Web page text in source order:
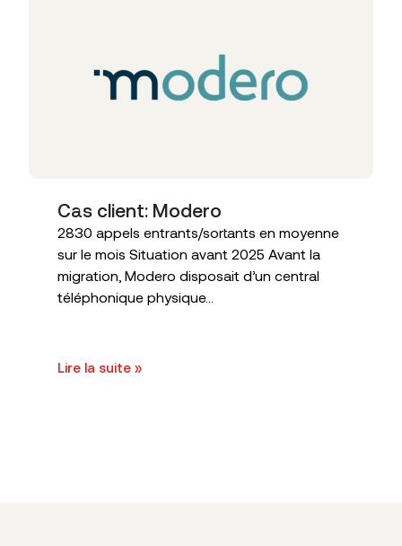
Cas client: Modero
2830 appels entrants/sortants en moyenne
sur le mois Situation avant 2025 Avant la
migration, Modero disposait d’un central
téléphonique physique...
Lire la suite »